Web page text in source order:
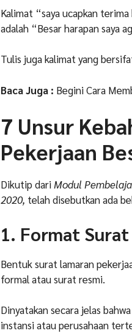
Kalimat “saya ucapkan
adalah “Besar harapan saya
Tulis juga kalimat yang
Baca Juga : Begini Cara
7 Unsur
Pekerjaan
Dikutip dariModul
2020, telah disebutkan ada
1. Format
Bentuk surat lamaran
formal atau surat resmi.
Dinyatakan secara jelas
instansi atau perusahaan